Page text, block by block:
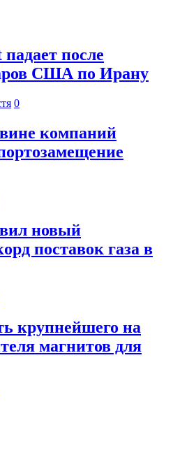
после
США по Ирану
0
компаний
новый
поставок газа в
крупнейшего на
магнитов для